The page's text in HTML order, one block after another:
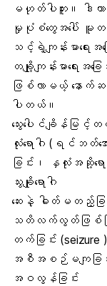
မဟုတ်ပါဘူး။ ဒါဟ
မှုပုံစံတွေအပေါ် မူ
သင့်ရဲ့ကျန်းမာရေးအခြ
တချို့ကျန်းမာရေးအ
ဖြစ်လာမယ့် နောက်
ပါတယ်။
သွေးပေါင်ချိန်မြင့်တ
လုံးရောဂါ (ရင်ဘ
ခြင်း၊ နှလုံးအဆို့ရ
သွးချိုရောဂါ
ဆေးနဲ့ ဓါတ်မတည့်ခြ
သတိလက်လွတ်ဖြစ်ခြ
တက်ခြင်း (seizure
အစီအစဉ်မကျခြင်
အဝလွန်ခြင်း